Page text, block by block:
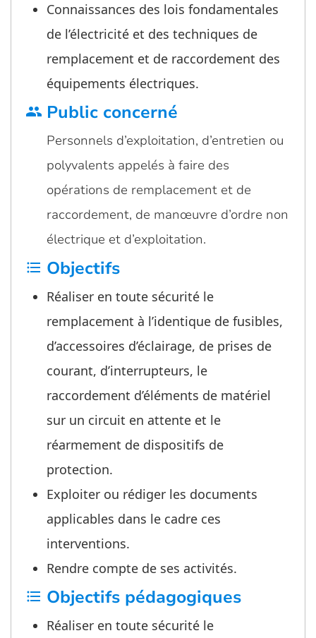
Connaissances des lois fondamentales
de l’électricité et des techniques de
remplacement et de raccordement des
équipements électriques.
group Public concerné
Personnels d’exploitation, d’entretien ou
polyvalents appelés à faire des
opérations de remplacement et de
raccordement, de manœuvre d’ordre non
électrique et d’exploitation.
format_list_bulleted Objectifs
Réaliser en toute sécurité le
remplacement à l’identique de fusibles,
d’accessoires d’éclairage, de prises de
courant, d’interrupteurs, le
raccordement d’éléments de matériel
sur un circuit en attente et le
réarmement de dispositifs de
protection.
Exploiter ou rédiger les documents
applicables dans le cadre ces
interventions.
Rendre compte de ses activités.
format_list_bulleted Objectifs pédagogiques
Réaliser en toute sécurité le